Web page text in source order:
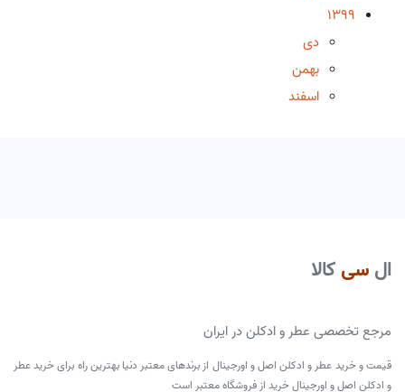
1399
دی
بهمن
اسفند
ال سی کالا
مرجع تخصصی عطر و ادکلن در ایران
قیمت و خرید عطر و ادکلن اصل و اورجینال از برندهای معتبر دنیا بهترین راه برای خرید عطر
و ادکلن اصل و اورجینال خرید از فروشگاه معتبر است